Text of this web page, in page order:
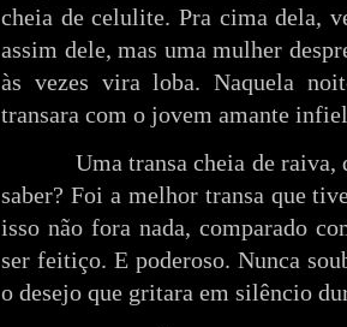
cheia de celulite. Pra cima dela,
assim dele, mas uma mulher
às vezes vira loba. Naquela
transara com o jovem amante
Uma transa cheia de raiva,
saber? Foi a melhor transa que
isso não fora nada, comparado
ser feitiço. E poderoso. Nunca
o desejo que gritara em silêncio